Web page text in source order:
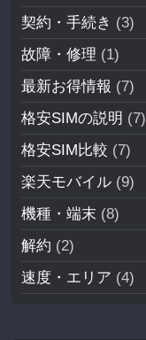
契約・手続き (3)
故障・修理 (1)
最新お得情報 (7)
格安SIMの説明 (7)
格安SIM比較 (7)
楽天モバイル (9)
機種・端末 (8)
解約 (2)
速度・エリア (4)